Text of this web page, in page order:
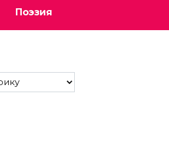
Поэзия